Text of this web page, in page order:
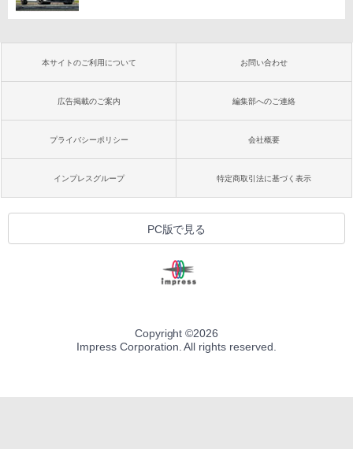
本サイトのご利用について お問い合わせ
広告掲載のご案内 編集部へのご連絡
プライバシーポリシー 会社概要
インプレスグループ 特定商取引法に基づく表示
PC版で見る
Copyright ©2026
Impress Corporation. All rights reserved.